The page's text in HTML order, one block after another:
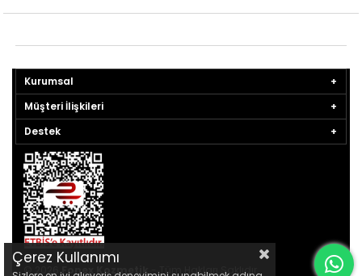
Kurumsal
Müşteri İlişkileri
Destek
© 2026 Fonex Kozmetik - Tüm Hakları Saklıdır.
Çerez Kullanımı